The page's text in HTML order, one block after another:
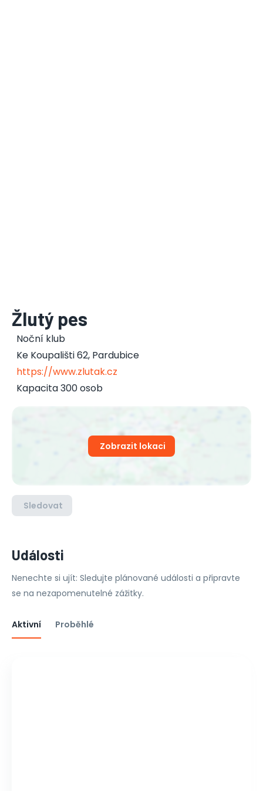
Žlutý pes
Noční klub
Ke Koupališti 62, Pardubice
https://www.zlutak.cz
Kapacita 300 osob
Zobrazit lokaci
Sledovat
Události
Nenechte si ujít: Sledujte plánované události a připravte
se na nezapomenutelné zážitky.
Aktivní Proběhlé